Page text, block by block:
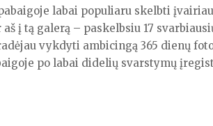
labai populiaru skelbti
į tą galerą – paskelbsiu 17
vykdyti ambicingą 365 dienų
po labai didelių svarstymų